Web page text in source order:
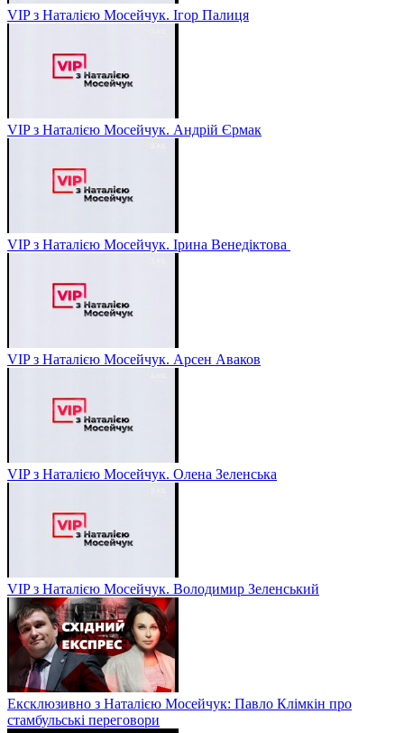
VIP з Наталією Мосейчук. Ігор Палиця
VIP з Наталією Мосейчук. Андрій Єрмак
VIP з Наталією Мосейчук. Ірина Венедіктова
VIP з Наталією Мосейчук. Арсен Аваков
VIP з Наталією Мосейчук. Олена Зеленська
VIP з Наталією Мосейчук. Володимир Зеленський
Ексклюзивно з Наталією Мосейчук: Павло Клімкін про
стамбульські переговори